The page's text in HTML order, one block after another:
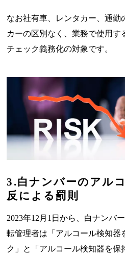
なお社有車、レンタカー、通勤
カーの区別なく、業務で使用
チェック義務化の対象です。
3.白ナンバーのアル
反による罰則
2023年12月1日から、白ナンバ
転管理者は「アルコール検知器
ク」と「アルコール検知器を保